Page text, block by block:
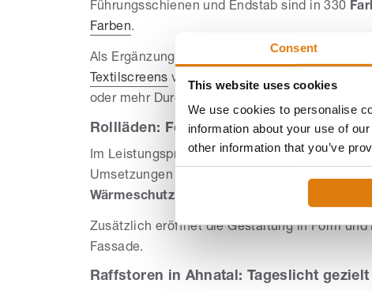
Consent
This website uses cookies
We use cookies to personalise
information about your use of
other information that you’ve
Führungsschienen und Endstab sind in 330
Farben.
Als Ergänzung kommen Fassadenlösungen
Textilscreens vereinen Sonnen- und
oder mehr Durchsicht; dank Zip-Technologie
Rollläden: Fokus auf Wärmeschutz und
Im Leistungsprogramm von Grebe Markisen
Umsetzungen erfolgen auf Wunsch
Wärmeschutz und Energieeinsparung und
Zusätzlich eröffnet die Gestaltung in Form
Fassade.
Raffstoren in Ahnatal: Tageslicht gezielt